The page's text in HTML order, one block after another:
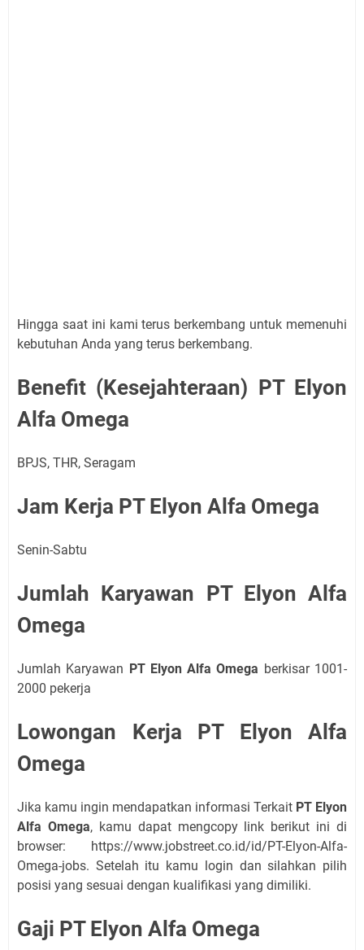
Hingga saat ini kami terus berkembang untuk memenuhi
kebutuhan Anda yang terus berkembang.
Benefit (Kesejahteraan) PT Elyon
Alfa Omega
BPJS, THR, Seragam
Jam Kerja PT Elyon Alfa Omega
Senin-Sabtu
Jumlah Karyawan PT Elyon Alfa
Omega
Jumlah Karyawan PT Elyon Alfa Omega berkisar 1001-
2000 pekerja
Lowongan Kerja PT Elyon Alfa
Omega
Jika kamu ingin mendapatkan informasi Terkait PT Elyon
Alfa Omega, kamu dapat mengcopy link berikut ini di
browser: https://www.jobstreet.co.id/id/PT-Elyon-Alfa-
Omega-jobs. Setelah itu kamu login dan silahkan pilih
posisi yang sesuai dengan kualifikasi yang dimiliki.
Gaji PT Elyon Alfa Omega